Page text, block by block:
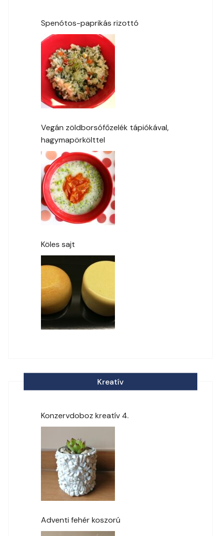
Spenótos-paprikás rizottó
Vegán zöldborsófőzelék tápiókával,
hagymapörkölttel
Köles sajt
Kreatív
Konzervdoboz kreatív 4.
Adventi fehér koszorú